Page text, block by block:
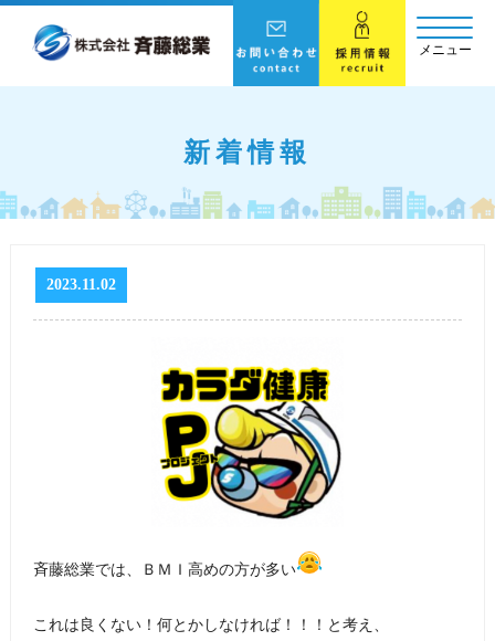
メニュー
新着情報
2023.11.02
斉藤総業では、ＢＭＩ高めの方が多い
これは良くない！何とかしなければ！！！と考え、